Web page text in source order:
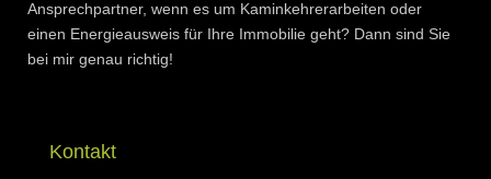
Ansprechpartner, wenn es um Kaminkehrerarbeiten oder
einen Energieausweis für Ihre Immobilie geht? Dann sind Sie
bei mir genau richtig!
Kontakt